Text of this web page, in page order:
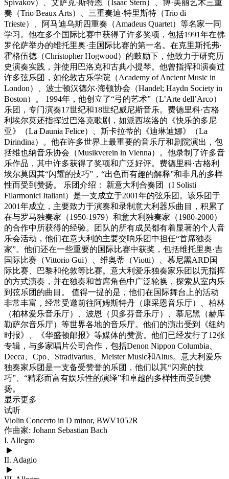
Spivakov）、艾萨克·斯特恩（Isaac Stern）、博·美丽艺术三重
奏（Trio Beaux Arts）、三重奏迪·特里斯特（Trio di
Trieste）、阿马迪乌斯四重奏（Amadeus Quartet）等名家一同
学习。他在多个国际比赛中获得了许多奖项，包括1991年在佛
罗伦萨举办的维托里奥·圭国际比赛的第一名。在克里斯托弗·
霍格伍德（Christopher Hogwood）的鼓励下，他致力于研究历
史演奏实践，并使用巴洛克和古典小提琴。他曾指挥和演奏过
许多弦乐团，如伦敦古乐学院（Academy of Ancient Music in
London）、波士顿汉德尔·海顿协会（Handel; Haydn Society in
Boston）。 1994年，他创立了“弓的艺术”（L’Arte dell’Arco）
乐团，专门演奏17世纪和18世纪威尼斯音乐。费德里科·古格
利埃尔莫还指挥过巴洛克歌剧，如派西埃洛的《快乐的多尼
亚》（La Daunia Felice）、斯卡拉蒂的《迪琳迪娜》（La
Dirindina）。他在许多世界上最重要的音乐厅和剧院演出，包
括维也纳音乐协会（Musikverein in Vienna）。他录制了许多音
乐作品，其中许多获得了奖项和广泛好评。费德里科·古格利
埃尔莫因其“闪耀的技巧”，“出色而有趣的解释”和非凡的多样
性而受到赞扬。 乐团介绍： 新意大利合奏团（I Solisti
Filarmonici Italiani）是一支成立于2001年的弦乐团。该乐团于
2001年成立，主要致力于演奏和录制意大利器乐曲目，积累了
在与罗马独奏家（1950-1979）和意大利独奏家（1980-2000）
的合作中所获得的经验。团队的所有成员都有着显著的个人音
乐会活动，他们在意大利的主要交响乐团中担任“首席独奏
家”。他们还在一些重要的国际比赛中获奖，包括维托里奥·吉
国际比赛（Vittorio Gui）、维奥蒂（Viotti）、慕尼黑ARD国
际比赛、巴黎和伦敦等比赛。意大利爱乐独奏家乐团以无指挥
的方式演奏，并在独奏和首席角色中广泛轮换，探索从室内乐
到弦乐团的曲目。 值得一提的是，他们在国际舞台上的活动
非常丰富，经常受邀前往阿姆斯特丹（康采恩音乐厅）、柏林
（柏林爱乐音乐厅）、波恩（贝多芬音乐厅）、慕尼黑（赫库
勒萨尔音乐厅）等世界各地的音乐厅。他们的演出受到《纽约
时报》、《华盛顿邮报》等媒体的赞赏。他们已经发行了12张
专辑，与多家唱片公司合作，包括Denon Nippon Columbia、
Decca、Cpo、Stradivarius、Meister Music和Altus。意大利爱乐
独奏家乐团是一支备受赞誉的乐团，他们以其“闪亮的技
巧”、“精彩而富有娱乐性的演绎”和卓越的多样性而受到赞
扬。
显示更多
试听
Violin Concerto in D minor, BWV1052R
作曲家: Johann Sebastian Bach
I. Allegro
II. Adagio